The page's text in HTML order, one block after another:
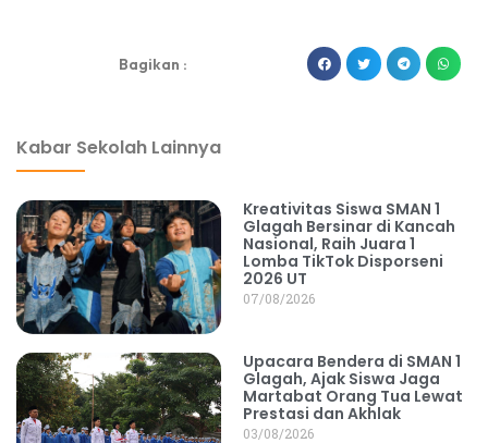
Bagikan :
Kabar Sekolah Lainnya
Kreativitas Siswa SMAN 1
Glagah Bersinar di Kancah
Nasional, Raih Juara 1
Lomba TikTok Disporseni
2026 UT
07/08/2026
Upacara Bendera di SMAN 1
Glagah, Ajak Siswa Jaga
Martabat Orang Tua Lewat
Prestasi dan Akhlak
03/08/2026